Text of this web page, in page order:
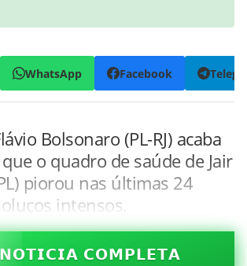
WhatsApp Facebook
Bolsonaro (PL-RJ) acaba
o quadro de saúde de Jair
piorou nas últimas 24
intensos.
𝗖𝗢𝗠𝗣𝗟𝗘𝗧𝗔